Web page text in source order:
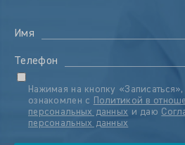
Имя
Телефон
Нажимая на кнопку
ознакомлен с Политикой в
персональных данных и даю
персональных данных